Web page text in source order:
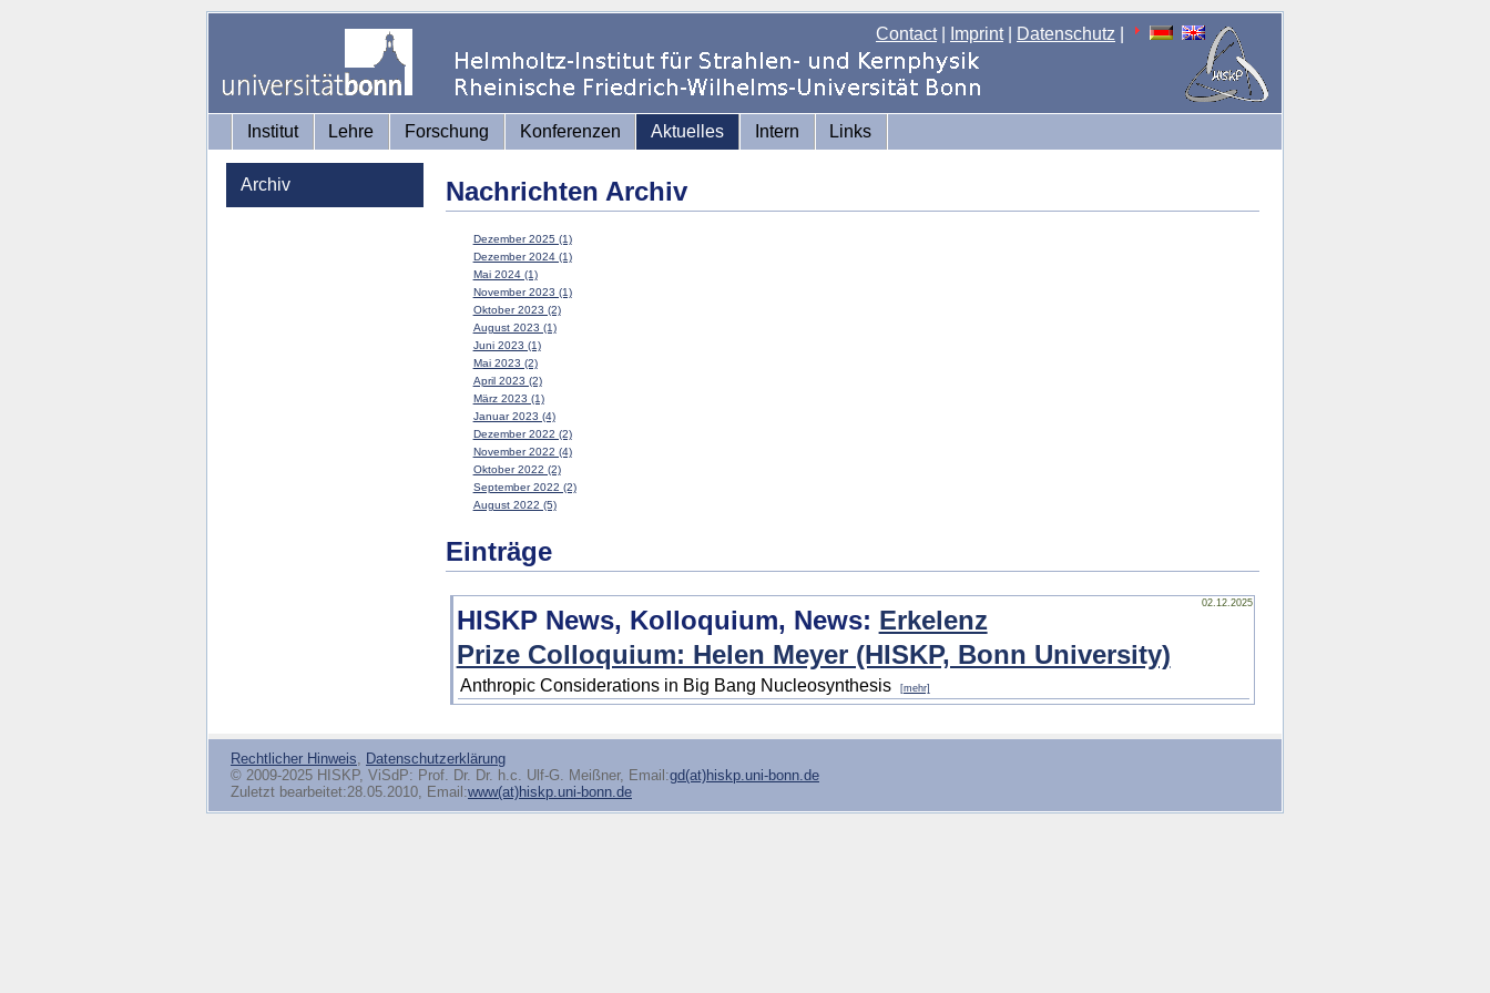
Contact| Imprint| Datenschutz
Institut Lehre Forschung Konferenzen Aktuelles Intern Links
Archiv Nachrichten Archiv
Dezember 2025 (1)
Dezember 2024 (1)
Mai 2024 (1)
November 2023 (1)
Oktober 2023 (2)
August 2023 (1)
Juni 2023 (1)
Mai 2023 (2)
April 2023 (2)
März 2023 (1)
Januar 2023 (4)
Dezember 2022 (2)
November 2022 (4)
Oktober 2022 (2)
September 2022 (2)
August 2022 (5)
Einträge
02.12.2025
HISKP News, Kolloquium, News: Erkelenz
Prize Colloquium: Helen Meyer (HISKP, Bonn University)
Anthropic Considerations in Big Bang Nucleosynthesis [mehr]
Rechtlicher Hinweis, Datenschutzerklärung
© 2009-2025 HISKP, ViSdP: Prof. Dr. Dr. h.c. Ulf-G. Meißner, Email:gd(at)hiskp.uni-bonn.de
Zuletzt bearbeitet:28.05.2010, Email:www(at)hiskp.uni-bonn.de